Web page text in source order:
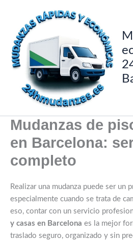
contenido
Mudanzas de
en Barcelona:
completo
Realizar una mudanza puede ser un
especialmente cuando se trata de
eso, contar con un servicio
y casas en Barcelona es la mejor
traslado seguro, organizado y sin